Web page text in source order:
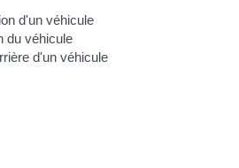
d'un véhicule
du véhicule
d'un véhicule